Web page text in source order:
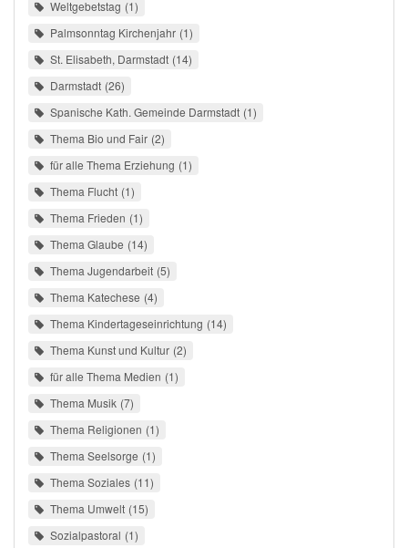
Weltgebetstag 1
Palmsonntag Kirchenjahr 1
St. Elisabeth, Darmstadt 14
Darmstadt 26
Spanische Kath. Gemeinde Darmstadt 1
Thema Bio und Fair 2
für alle Thema Erziehung 1
Thema Flucht 1
Thema Frieden 1
Thema Glaube 14
Thema Jugendarbeit 5
Thema Katechese 4
Thema Kindertageseinrichtung 14
Thema Kunst und Kultur 2
für alle Thema Medien 1
Thema Musik 7
Thema Religionen 1
Thema Seelsorge 1
Thema Soziales 11
Thema Umwelt 15
Sozialpastoral 1